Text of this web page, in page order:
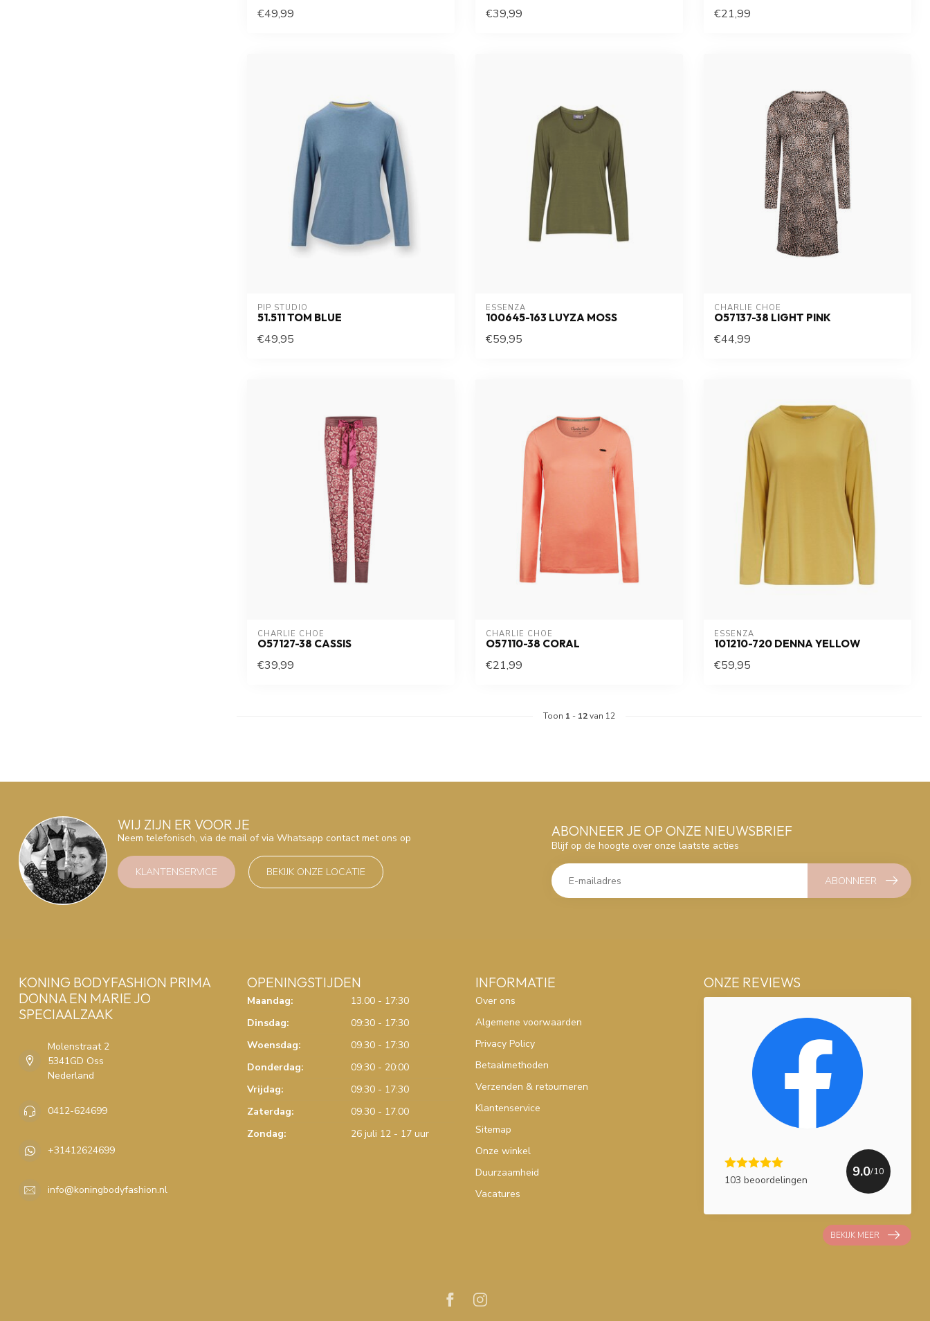
€49,99 €39,99 €21,99
PIP STUDIO
51.511 TOM BLUE
€49,95
ESSENZA
100645-163 LUYZA MOSS
€59,95
CHARLIE CHOE
O57137-38 LIGHT PINK
€44,99
CHARLIE CHOE
O57127-38 CASSIS
€39,99
CHARLIE CHOE
O57110-38 CORAL
€21,99
ESSENZA
101210-720 DENNA YELLOW
€59,95
Toon 1 - 12van 12
WIJ ZIJN ER VOOR JE
Neem telefonisch, via de mail of via Whatsapp contact met ons op
KLANTENSERVICE BEKIJK ONZE LOCATIE
ABONNEER JE OP ONZE NIEUWSBRIEF
Blijf op de hoogte over onze laatste acties
ABONNEER
KONING BODYFASHION PRIMA
DONNA EN MARIE JO
SPECIAALZAAK
Molenstraat 2
5341GD Oss
Nederland
0412-624699
+31412624699
info@koningbodyfashion.nl
OPENINGSTIJDEN
Maandag:
13.00 - 17:30
Dinsdag:
09:30 - 17:30
Woensdag:
09.30 - 17:30
Donderdag:
09:30 - 20:00
Vrijdag:
09:30 - 17:30
Zaterdag:
09.30 - 17.00
Zondag:
26 juli 12 - 17 uur
INFORMATIE
Over ons
Algemene voorwaarden
Privacy Policy
Betaalmethoden
Verzenden & retourneren
Klantenservice
Sitemap
Onze winkel
Duurzaamheid
Vacatures
ONZE REVIEWS
103 beoordelingen
9.0/10
BEKIJK MEER